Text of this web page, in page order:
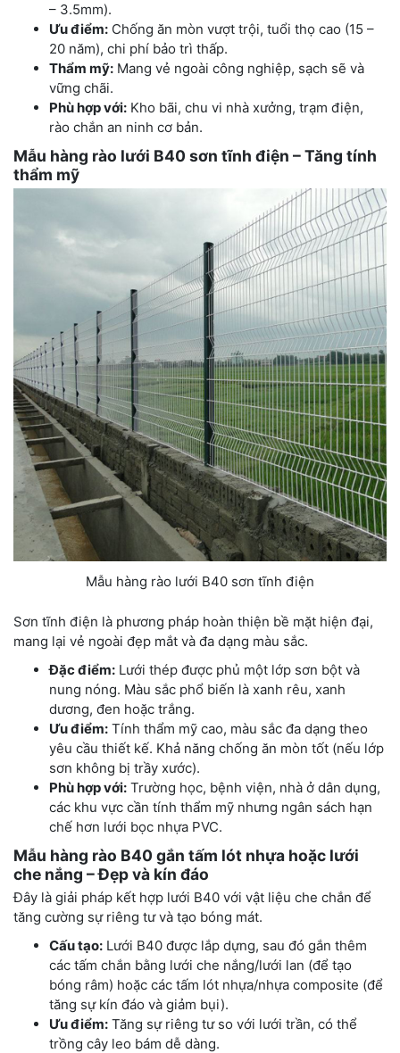
– 3.5mm).
Ưu điểm: Chống ăn mòn vượt trội, tuổi thọ cao (15 –
20 năm), chi phí bảo trì thấp.
Thẩm mỹ: Mang vẻ ngoài công nghiệp, sạch sẽ và
vững chãi.
Phù hợp với: Kho bãi, chu vi nhà xưởng, trạm điện,
rào chắn an ninh cơ bản.
Mẫu hàng rào lưới B40 sơn tĩnh điện – Tăng tính
thẩm mỹ
Mẫu hàng rào lưới B40 sơn tĩnh điện
Sơn tĩnh điện là phương pháp hoàn thiện bề mặt hiện đại,
mang lại vẻ ngoài đẹp mắt và đa dạng màu sắc.
Đặc điểm: Lưới thép được phủ một lớp sơn bột và
nung nóng. Màu sắc phổ biến là xanh rêu, xanh
dương, đen hoặc trắng.
Ưu điểm: Tính thẩm mỹ cao, màu sắc đa dạng theo
yêu cầu thiết kế. Khả năng chống ăn mòn tốt (nếu lớp
sơn không bị trầy xước).
Phù hợp với: Trường học, bệnh viện, nhà ở dân dụng,
các khu vực cần tính thẩm mỹ nhưng ngân sách hạn
chế hơn lưới bọc nhựa PVC.
Mẫu hàng rào B40 gắn tấm lót nhựa hoặc lưới
che nắng – Đẹp và kín đáo
Đây là giải pháp kết hợp lưới B40 với vật liệu che chắn để
tăng cường sự riêng tư và tạo bóng mát.
Cấu tạo: Lưới B40 được lắp dựng, sau đó gắn thêm
các tấm chắn bằng lưới che nắng/lưới lan (để tạo
bóng râm) hoặc các tấm lót nhựa/nhựa composite (để
tăng sự kín đáo và giảm bụi).
Ưu điểm: Tăng sự riêng tư so với lưới trần, có thể
trồng cây leo bám dễ dàng.